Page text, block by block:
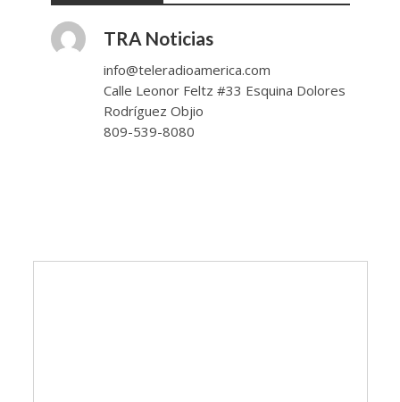
TRA Noticias
info@teleradioamerica.com
Calle Leonor Feltz #33 Esquina Dolores
Rodríguez Objio
809-539-8080